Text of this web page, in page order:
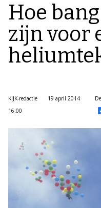
Hoe
zijn voor
KIJK-redactie
19 april 2014
16:00